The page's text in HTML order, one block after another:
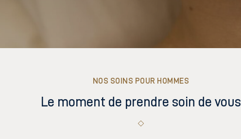
NOS SOINS POUR HOMMES
Le moment de prendre soin de vous